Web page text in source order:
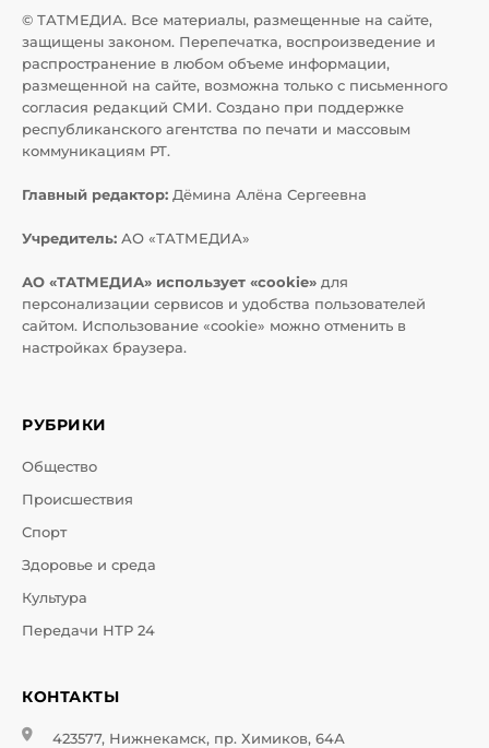
© ТАТМЕДИА. Все материалы, размещенные на сайте,
защищены законом. Перепечатка, воспроизведение и
распространение в любом объеме информации,
размещенной на сайте, возможна только с письменного
согласия редакций СМИ. Создано при поддержке
республиканского агентства по печати и массовым
коммуникациям РТ.
Главный редактор: Дёмина Алёна Сергеевна
Учредитель: АО «ТАТМЕДИА»
АО «ТАТМЕДИА» использует «cookie» для
персонализации сервисов и удобства пользователей
сайтом. Использование «cookie» можно отменить в
настройках браузера.
РУБРИКИ
Общество
Происшествия
Спорт
Здоровье и среда
Культура
Передачи НТР 24
КОНТАКТЫ
423577, Нижнекамск, пр. Химиков, 64А